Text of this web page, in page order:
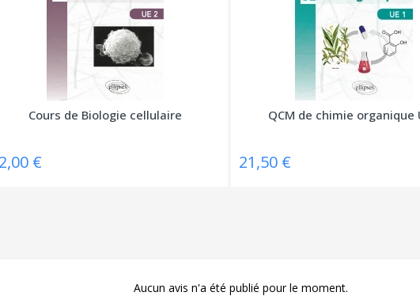
Cours de Biologie cellulaire
€
QCM de chimie organique
21,50 €
Aucun avis n'a été publié pour le moment.